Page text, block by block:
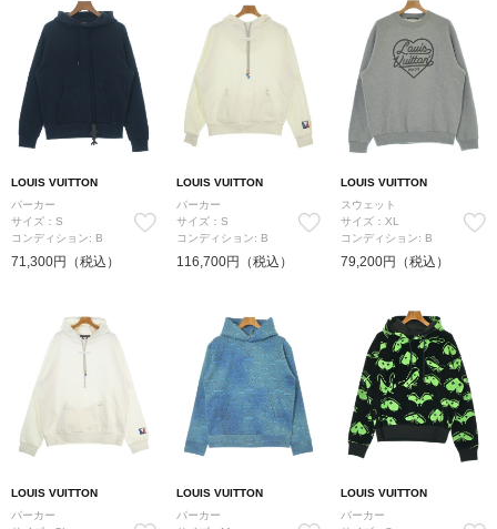
LOUIS VUITTON
パーカー
サイズ：S
コンディション: B
71,300円（税込）
LOUIS VUITTON
パーカー
サイズ：S
コンディション: B
116,700円（税込）
LOUIS VUITTON
スウェット
サイズ：XL
コンディション: B
79,200円（税込）
LOUIS VUITTON
パーカー
LOUIS VUITTON
パーカー
LOUIS VUITTON
パーカー